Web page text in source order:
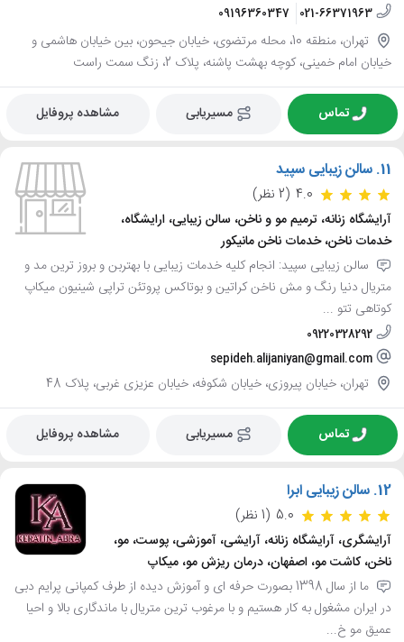
021-66371963
09196360347
تهران، منطقه 10، محله مرتضوی، خیابان جیحون، بین خیابان هاشمی و
خیابان امام خمینی، کوچه بهشت پاشنه، پلاک 2، زنگ سمت راست
تماس مسیریابی مشاهده پروفایل
11. سالن زیبایی سپید
4.0 (2 نظر)
آرایشگاه زنانه، ترمیم مو و ناخن، سالن زیبایی، ارایشگاه،
خدمات ناخن، خدمات ناخن مانیکور
سالن زیبایی سپید: انجام کلیه خدمات زیبایی با بهتربن و بروز ترین مد و
متریال دنیا رنگ و مش ناخن کراتین و بوتاکس پروتئن تراپی شینیون میکاپ
کوتاهی تتو ...
09220328292
sepideh.alijaniyan@gmail.com
تهران، خیابان پیروزی، خیابان شکوفه، خیابان عزیزی غربی، پلاک 48
تماس مسیریابی مشاهده پروفایل
12. سالن زیبایی ابرا
5.0 (1 نظر)
آرایشگری، آرایشگاه زنانه، آرایشی، آموزشی، پوست، مو،
ناخن، کاشت مو، اصفهان، درمان ریزش مو، میکاپ
ما از سال 1398 بصورت حرفه ای و آموزش دیده از طرف کمپانی پرایم دبی
در ایران مشغول به کار هستیم و با مرغوب ترین متریال با ماندگاری بالا و احیا
عمیق مو خ...